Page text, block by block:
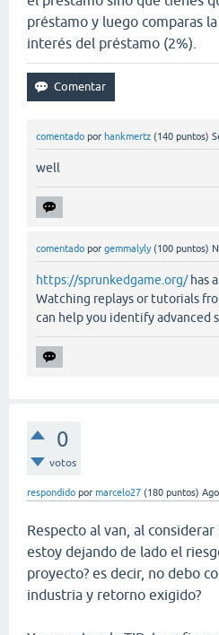
préstamo y luego comparas
interés del préstamo (2%).
comentado por hankmertz (140 puntos)
well
comentado por gemmalyly (100 puntos)
https://sprunkedgame.org/has
Watching replays or tutorials
can help you identify advanced
0
votos
respondido por marcelo27 (180 puntos)
Respecto al van, al
estoy dejando de lado el
proyecto? es decir, no debo
industria y retorno exigido?